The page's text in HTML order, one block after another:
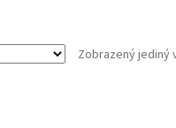
Zobrazený jediný